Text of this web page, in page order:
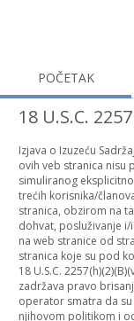
POČETAK
18 U.S.C.
Izjava o Izuzeću
ovih veb stranica nisu
simuliranog
trećih korisnika/
stranica, obzirom na
dohvat, posluživanje
na web stranice od
stranica koje su pod
18 U.S.C.
zadržava pravo
operator smatra da
njihovom politikom i